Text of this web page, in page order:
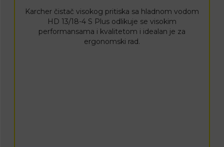
Karcher čistač visokog pritiska sa hladnom vodom
HD 13/18-4 S Plus odlikuje se visokim
performansama i kvalitetom i idealan je za
ergonomski rad.